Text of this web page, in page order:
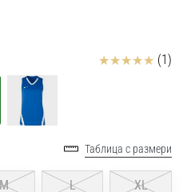
Отзиви (1)
Таблица с размери
M L XL